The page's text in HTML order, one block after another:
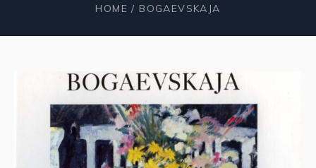
HOME / BOGAEVSKAJA